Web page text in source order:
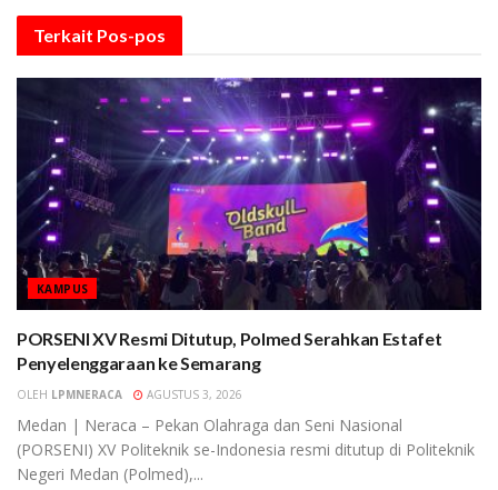
Terkait Pos-pos
KAMPUS
PORSENI XV Resmi Ditutup, Polmed Serahkan Estafet
Penyelenggaraan ke Semarang
OLEH LPMNERACA AGUSTUS 3, 2026
Medan | Neraca – Pekan Olahraga dan Seni Nasional
(PORSENI) XV Politeknik se-Indonesia resmi ditutup di Politeknik
Negeri Medan (Polmed),...